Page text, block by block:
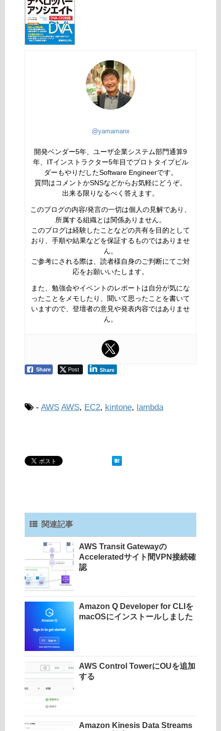
@yamamanx
開発ベンダー5年、ユーザ企業システム部門通算9
年、ITインストラクター5年目でプロトタイプビル
ダーもやりだしたSoftware Engineerです。
質問はコメントかSNSなどからお気軽にどうぞ。
出来る限りなるべく答えます。
このブログの内容/発言の一切は個人の見解であり、
所属する組織とは関係ありません。
このブログは経験したことなどの共有を目的として
おり、手順や結果などを保証するものではありませ
ん。
ご参考にされる際は、読者様自身のご判断にてご対
応をお願いいたします。
また、勉強会やイベントのレポートは自分が気にな
ったことをメモしたり、聞いて思ったことを書いて
いますので、登壇者の意見や発表内容ではありませ
ん。
Share Post Share
- AWS AWS, EC2, kintone, lambda
関連記事
AWS Transit Gatewayの
Acceleratedサイト間VPN接続確
認
Amazon Q Developer for CLIを
macOSにインストールしました
AWS Control TowerにOUを追加
する
Amazon Kinesis Data Streams